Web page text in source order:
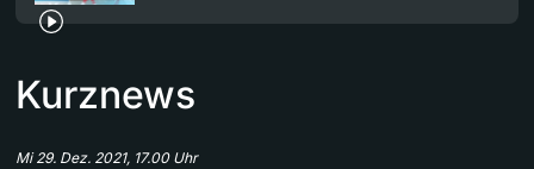
Kurznews
Mi 29. Dez. 2021, 17.00 Uhr